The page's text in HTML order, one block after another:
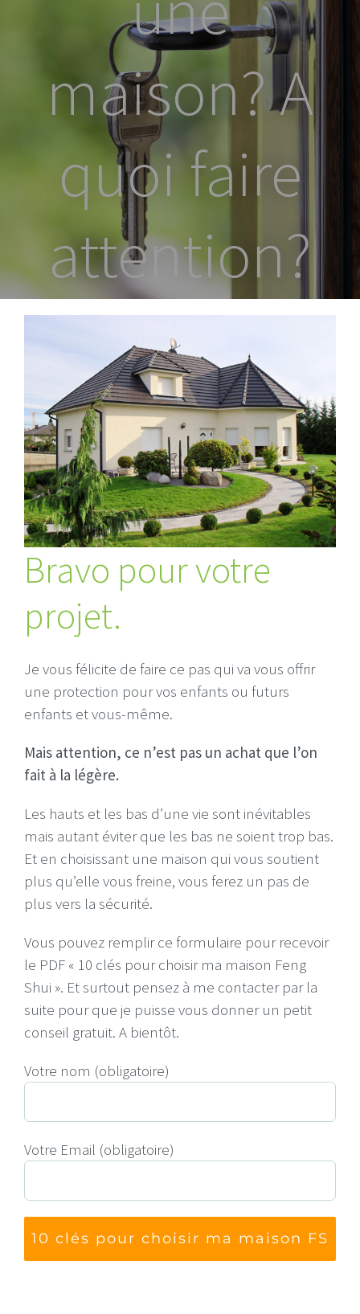
maison? A
quoi faire
attention?
Bravo pour votre
projet.
Je vous félicite de faire ce pas qui va vous offrir
une protection pour vos enfants ou futurs
enfants et vous-même.
Mais attention, ce n’est pas un achat que l’on
fait à la légère.
Les hauts et les bas d’une vie sont inévitables
mais autant éviter que les bas ne soient trop bas.
Et en choisissant une maison qui vous soutient
plus qu’elle vous freine, vous ferez un pas de
plus vers la sécurité.
Vous pouvez remplir ce formulaire pour recevoir
le PDF « 10 clés pour choisir ma maison Feng
Shui ». Et surtout pensez à me contacter par la
suite pour que je puisse vous donner un petit
conseil gratuit. A bientôt.
Votre nom (obligatoire)
Votre Email (obligatoire)